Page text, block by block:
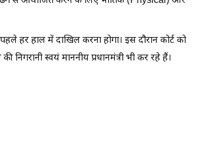
हर हाल में दाखिल करना होगा। इस दौरान कोर्ट को
स्वयं माननीय प्रधानमंत्री भी कर रहे हैं।